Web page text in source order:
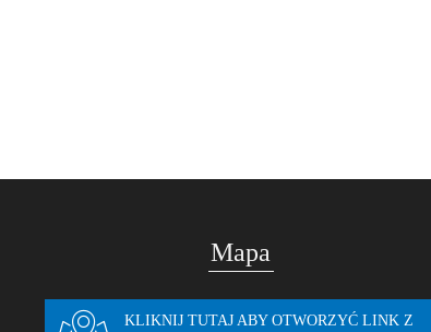
Mapa
KLIKNIJ TUTAJ ABY OTWORZYĆ LINK Z